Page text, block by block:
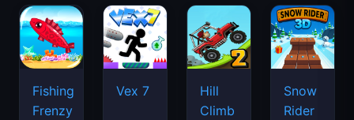
Fishing
Frenzy
Vex 7
Hill
Climb
Snow
Rider